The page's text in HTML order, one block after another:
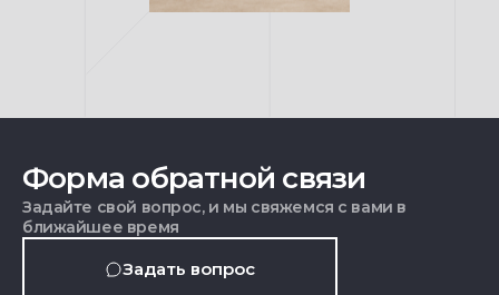
Форма обратной связи
Задайте свой вопрос, и мы свяжемся с вами в
ближайшее время
Задать вопрос